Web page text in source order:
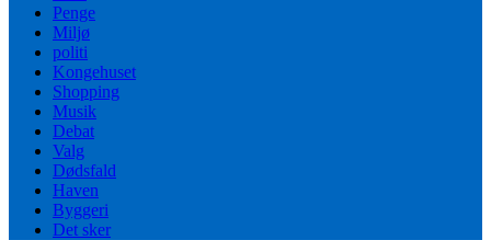
Penge
Miljø
politi
Kongehuset
Shopping
Musik
Debat
Valg
Dødsfald
Haven
Byggeri
Det sker